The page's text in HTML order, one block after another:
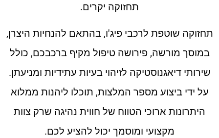
תחזוקה יקרים.
תחזוקה שוטפת לרכבי פיג'ו, בהתאם להנחיות היצרן,
במוסך מורשה, פירושה טיפול מקיף ברכבכם, כולל
שירותי דיאגנוסטיקה לזיהוי בעיות עתידיות ומניעתן.
על ידי ביצוע מספר המלצות, תוכלו ליהנות ממלוא
היתרונות ארוכי הטווח של חווית נהיגה שרק צוות
מקצועי ומוסמך יכול להציע לכם.